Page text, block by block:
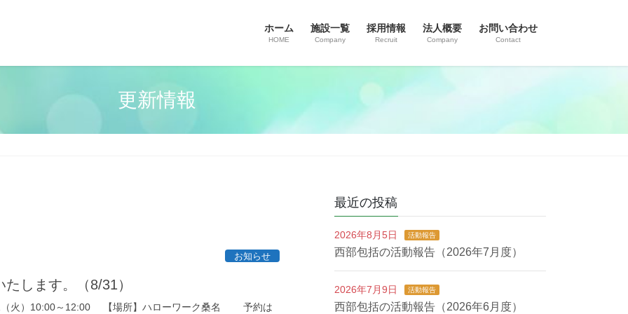
ホーム
HOME
施設一覧
Company
採用情報
Recruit
法人概要
Company
お問い合わせ
Contact
更新情報
お知らせ
します。（8/31）
火）10:00～12:00 【場所】ハローワーク桑名 予約は
最近の投稿
2026年8月5日 活動報告
西部包括の活動報告（2026年7月度）
2026年7月9日 活動報告
西部包括の活動報告（2026年6月度）